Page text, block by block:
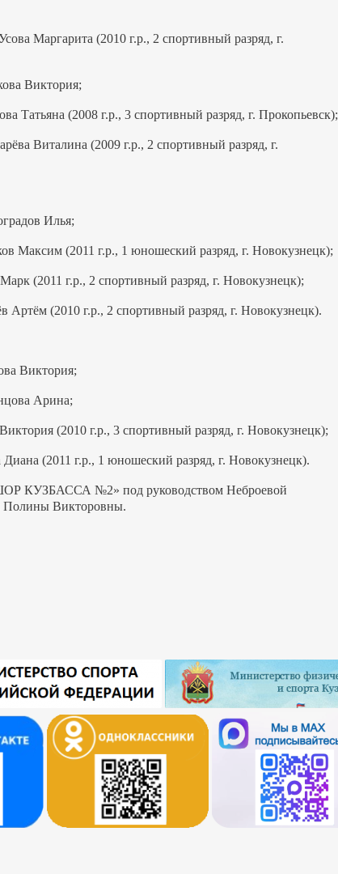
Маргарита (2010 г.р., 2 спортивный разряд, г.
Виктория;
Татьяна (2008 г.р., 3 спортивный разряд, г. Прокопьевск);
Виталина (2009 г.р., 2 спортивный разряд, г.
Илья;
Максим (2011 г.р., 1 юношеский разряд, г. Новокузнецк);
(2011 г.р., 2 спортивный разряд, г. Новокузнецк);
Артём (2010 г.р., 2 спортивный разряд, г. Новокузнецк).
Виктория;
Арина;
(2010 г.р., 3 спортивный разряд, г. Новокузнецк);
(2011 г.р., 1 юношеский разряд, г. Новокузнецк).
КУЗБАССА №2» под руководством Неброевой
Викторовны.